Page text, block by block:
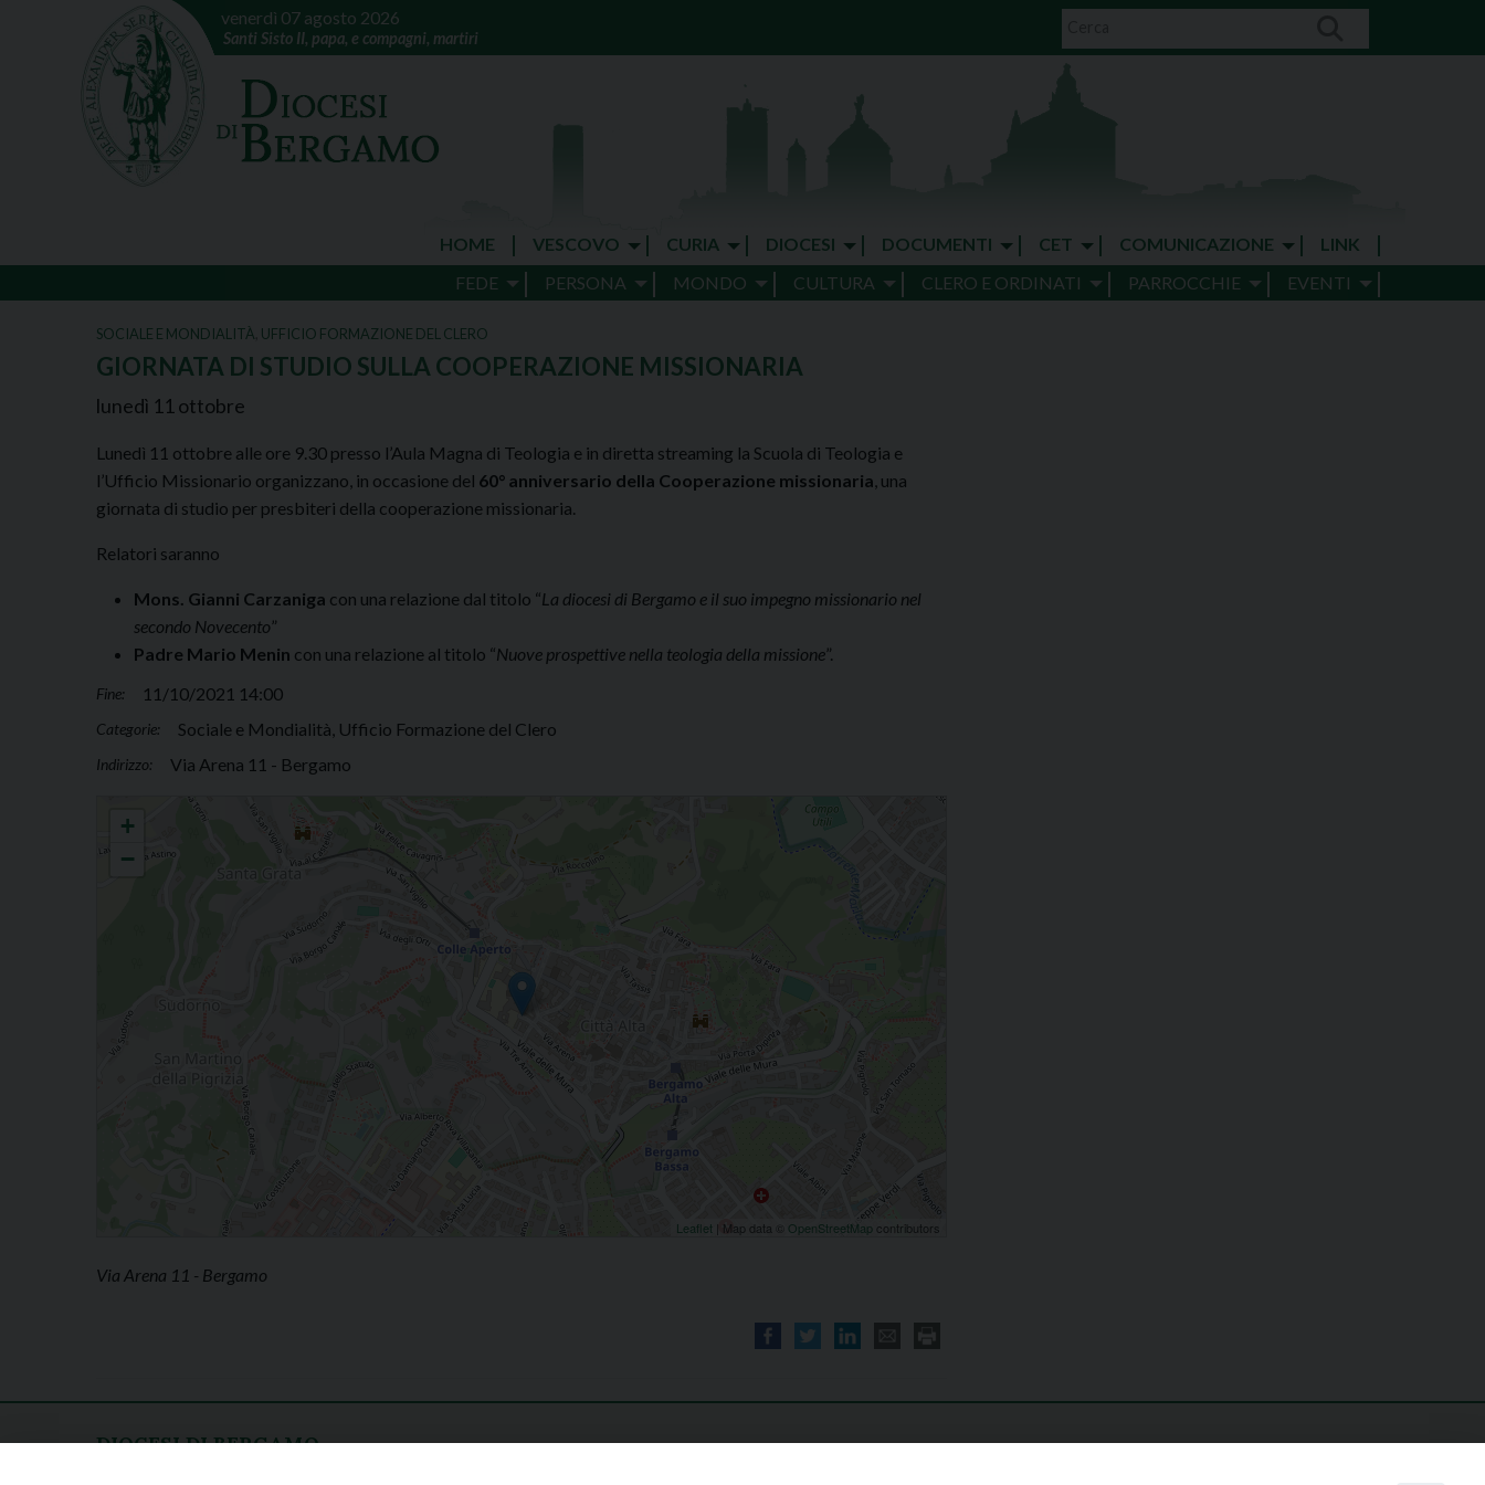
venerdì 07 agosto 2026
Santi Sisto II, papa, e compagni, martiri
HOME VESCOVO CURIA DIOCESI DOCUMENTI CET COMUNICAZIONE
LINK
FEDE
PERSONA MONDO CULTURA CLERO E ORDINATI PARROCCHIE EVENTI
SOCIALE E MONDIALITÀ UFFICIO FORMAZIONE DEL CLERO
GIORNATA DI STUDIO SULLA COOPERAZIONE MISSIONARIA
lunedì 11 ottobre
Lunedì 11 ottobre alle ore 9.30 presso l’Aula Magna di Teologia e in diretta streaming la Scuola di Teologia e
l’Ufficio Missionario organizzano, in occasione del 60° anniversario della Cooperazione missionaria , una
giornata di studio per presbiteri della cooperazione missionaria.
Relatori saranno
Mons. Gianni Carzaniga con una relazione dal titolo “La diocesi di Bergamo e il suo impegno missionario nel
secondo Novecento”
Padre Mario Menin con una relazione al titolo “Nuove prospettive nella teologia della missione”.
Fine: 11/10/2021 14:00
Categorie: Sociale e Mondialità, Ufficio Formazione del Clero
Indirizzo: Via Arena 11 - Bergamo
Giornata di studio sulla cooperazione missionaria
+
−
Leaflet | Map data © OpenStreetMap contributors
Via Arena 11 - Bergamo
DIOCESI DI BERGAMO